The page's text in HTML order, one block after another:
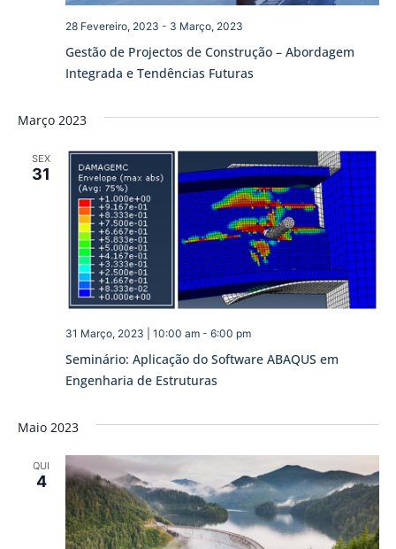
Gestão de Projectos de Construção – Abordagem
Integrada e Tendências Futuras
28 Fevereiro, 2023 - 3 Março, 2023
Março 2023
SEX
31
Seminário: Aplicação do Software ABAQUS em
Engenharia de Estruturas
31 Março, 2023 | 10:00 am- 6:00 pm
Maio 2023
QUI
4